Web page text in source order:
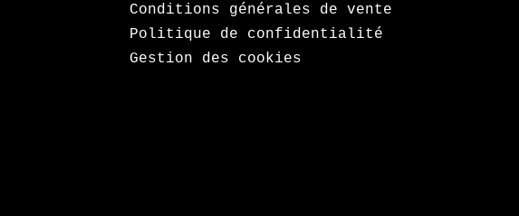
Conditions générales de vente
Politique de confidentialité
Gestion des cookies